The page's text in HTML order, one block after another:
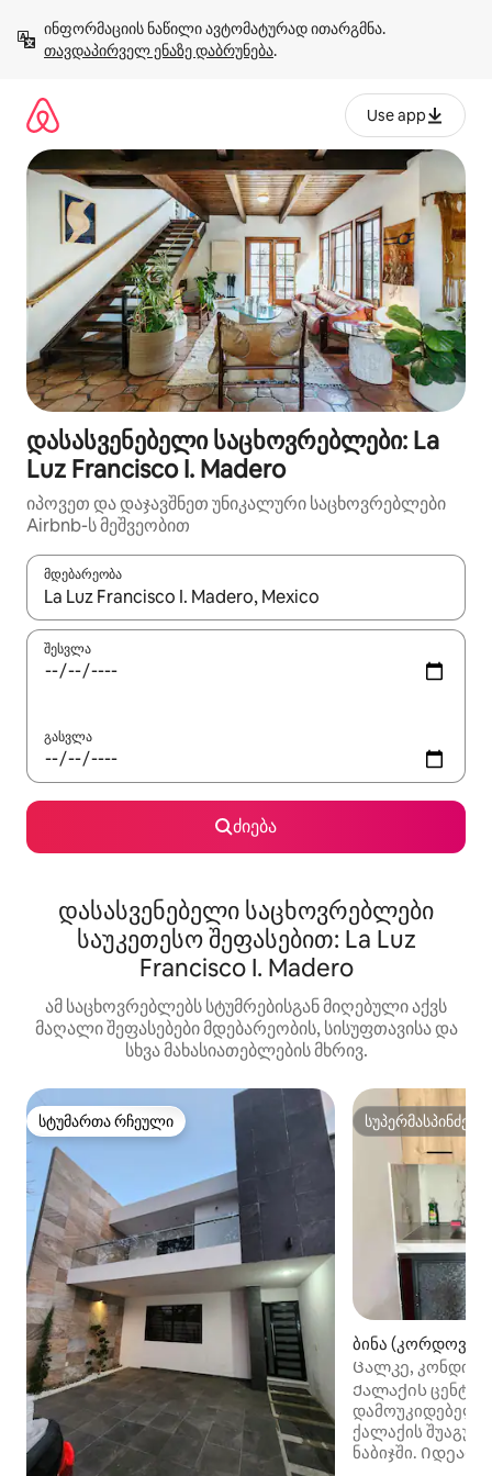
გადასვლა
თავდაპირველ ენაზე დაბრუნება.
Use app
დასასვენებელი საცხოვრებლები: La
Luz Francisco I. Madero
იპოვეთ და დაჯავშნეთ უნიკალური საცხოვრებლები
Airbnb-ს მეშვეობით
მდებარეობა
როცა შედეგები ხელმისაწვდომი გახდება, ნავიგაციისთვის
შესვლა
გასვლა
ძიება
დასასვენებელი საცხოვრებლები
საუკეთესო შეფასებით: La Luz
Francisco I. Madero
ამ საცხოვრებლებს სტუმრებისგან მიღებული აქვს
მაღალი შეფასებები მდებარეობის, სისუფთავისა და
სხვა მახასიათებლების მხრივ.
სტუმართა რჩეული
სტუმართა რჩეული
ბინა (კორდოვა
Ცალკე,
Ქალაქის
ქალაქის
ნაბიჯში.